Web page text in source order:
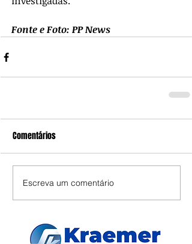
Fonte e Foto: PP News
Comentários
Escreva um comentário